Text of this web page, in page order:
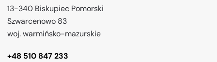
13-340 Biskupiec Pomorski
Szwarcenowo 83
woj. warmińsko-mazurskie
+48 510 847 233